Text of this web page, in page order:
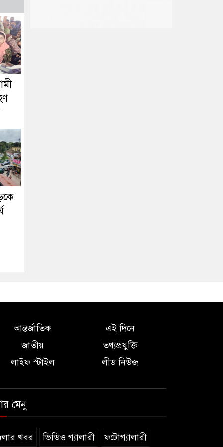
আন্তর্জাতিক
এই দিনে
জাতীয়
তথ্যপ্রযুক্তি
লাইফ স্টাইল
লীড নিউজ
মেনু
খবর ভিডিও গ্যালারী ফটোগ্যালারী